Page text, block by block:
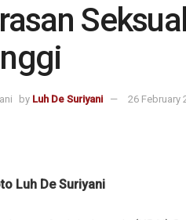
by Luh De Suriyani 26 February
Luh De Suriyani